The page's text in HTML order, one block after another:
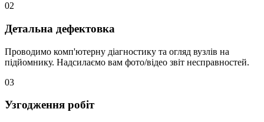
02
Детальна дефектовка
Проводимо комп'ютерну діагностику та огляд вузлів на
підйомнику. Надсилаємо вам фото/відео звіт несправностей.
03
Узгодження робіт